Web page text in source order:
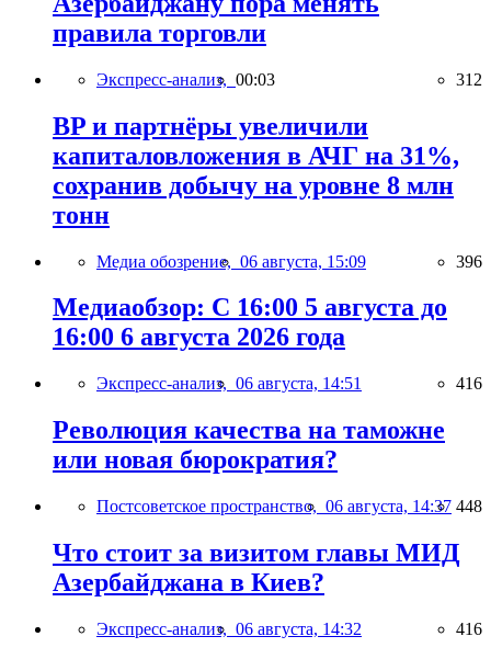
правила торговли
Экспресс-анализ, 00:03 312
BP и партнёры увеличили
капиталовложения в АЧГ на 31%,
сохранив добычу на уровне 8 млн
тонн
Медиа обозрение, 06 августа, 15:09 396
Медиаобзор: С 16:00 5 августа до
16:00 6 августа 2026 года
Экспресс-анализ, 06 августа, 14:51 416
Революция качества на таможне
или новая бюрократия?
Постсоветское пространство, 06 августа, 14:37 448
Что стоит за визитом главы МИД
Азербайджана в Киев?
Экспресс-анализ, 06 августа, 14:32 416